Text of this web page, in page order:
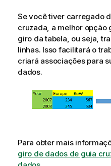
Se você tiver carregado
cruzada, a melhor opção
giro da tabela, ou seja,
linhas. Isso facilitará o
criará associações para
dados.
Para obter mais
giro de dados de guia